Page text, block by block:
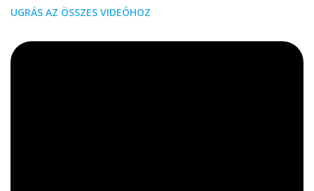
UGRÁS AZ ÖSSZES VIDEÓHOZ